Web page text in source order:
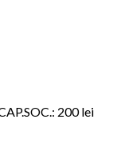
200 lei